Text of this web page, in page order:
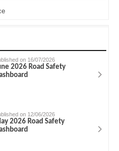
on 16/07/2026
2026 Road Safety
on 12/06/2026
2026 Road Safety